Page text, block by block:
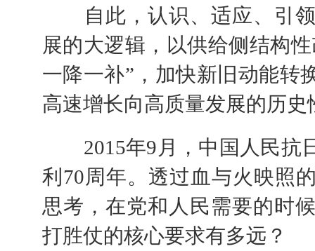
自此，认识、适应、引领
展的大逻辑，以供给侧结构
一降一补”，加快新旧动能转
高速增长向高质量发展的历史
2015年9月，中国人民抗
利70周年。透过血与火映照
思考，在党和人民需要的时
打胜仗的核心要求有多远？